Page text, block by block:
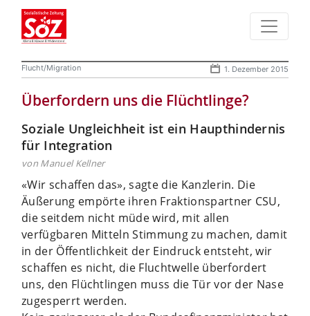
Flucht/Migration 1. Dezember 2015
Überfordern uns die Flüchtlinge?
Soziale Ungleichheit ist ein Haupthindernis
für Integration
von Manuel Kellner
«Wir schaffen das», sagte die Kanzlerin. Die
Äußerung empörte ihren Fraktionspartner CSU,
die seitdem nicht müde wird, mit allen
verfügbaren Mitteln Stimmung zu machen, damit
in der Öffentlichkeit der Eindruck entsteht, wir
schaffen es nicht, die Fluchtwelle überfordert
uns, den Flüchtlingen muss die Tür vor der Nase
zugesperrt werden.